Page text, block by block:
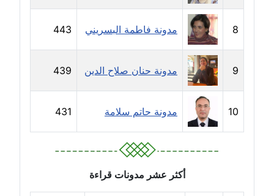
مدونة رجاء دياب
عاملة
مدونة رحاب منيعم
عاملة
مدونة رشا السعدي
عاملة
مدونة رشا شمس الدين
مدونة رشا كمال
8 مدونة فاطمة البسريني 443
9 مدونة حنان صلاح الدين 439
10 مدونة حاتم سلامة 431
أكثر عشر مدونات قراءة